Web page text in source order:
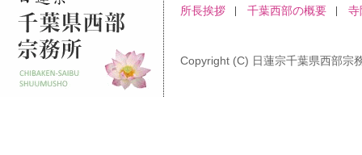
所長挨拶 千葉西部の概要 寺
Copyright (C) 日蓮宗千葉県西部宗